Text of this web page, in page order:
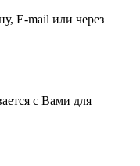
E-mail или через
с Вами для